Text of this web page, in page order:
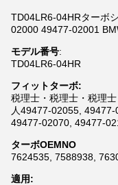
TD04LR6-04HRターボ
02000 49477-02001
モデル番号:
TD04LR6-04HR
フィットターボ:
税理士・税理士・税理
人49477-02055,
49477-02070, 49477-
ターボOEMNO
7624535, 7588938,
適用: